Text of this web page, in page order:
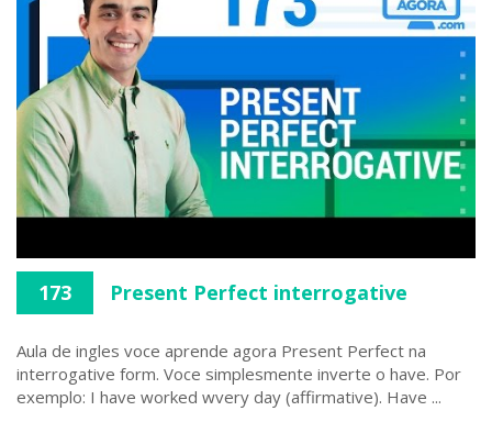
173 Present Perfect interrogative
Aula de ingles voce aprende agora Present Perfect na
interrogative form. Voce simplesmente inverte o have. Por
exemplo: I have worked wvery day (affirmative). Have ...